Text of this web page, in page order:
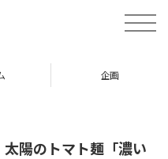
toggle
企画
陽のトマト麺「濃い